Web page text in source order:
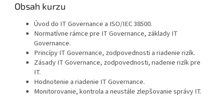
Obsah kurzu
Úvod do IT Governance a ISO/IEC 38500.
Normatívne rámce pre IT Governance, základy IT
Governance.
Princípy IT Governance, zodpovednosti a riadenie rizík.
Zásady IT Governance, zodpovednosti, riadenie rizík pre
IT.
Hodnotenie a riadenie IT Governance.
Monitorovanie, kontrola a neustále zlepšovanie správy IT.